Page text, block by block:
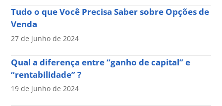
Tudo o que Você Precisa Saber sobre Opções de
Venda
27 de junho de 2024
Qual a diferença entre “ganho de capital” e
“rentabilidade” ?
19 de junho de 2024